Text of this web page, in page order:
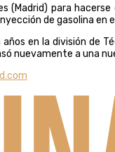
(Madrid) para
de gasolina
en la división de
nuevamente a una